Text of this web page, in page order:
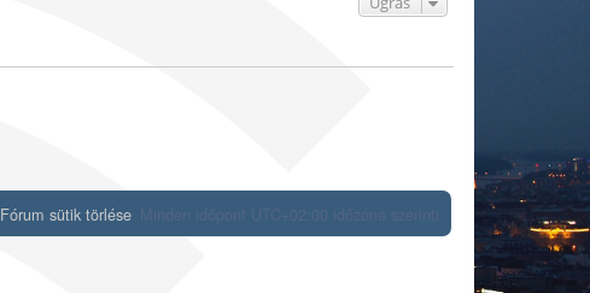
Minden időpont UTC+02:00 időzóna szerinti
Fórum sütik törlése